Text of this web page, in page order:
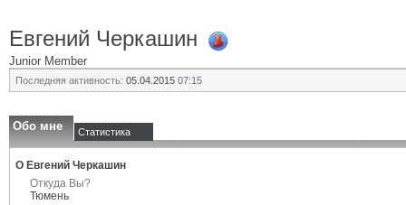
Евгений Черкашин
Junior Member
Последняя активность: 05.04.2015 07:15
Обо мне Статистика
О Евгений Черкашин
Откуда Вы?
Тюмень